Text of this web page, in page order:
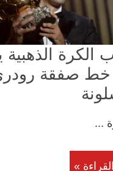
الكرة الذهبية
صفقة
...
»